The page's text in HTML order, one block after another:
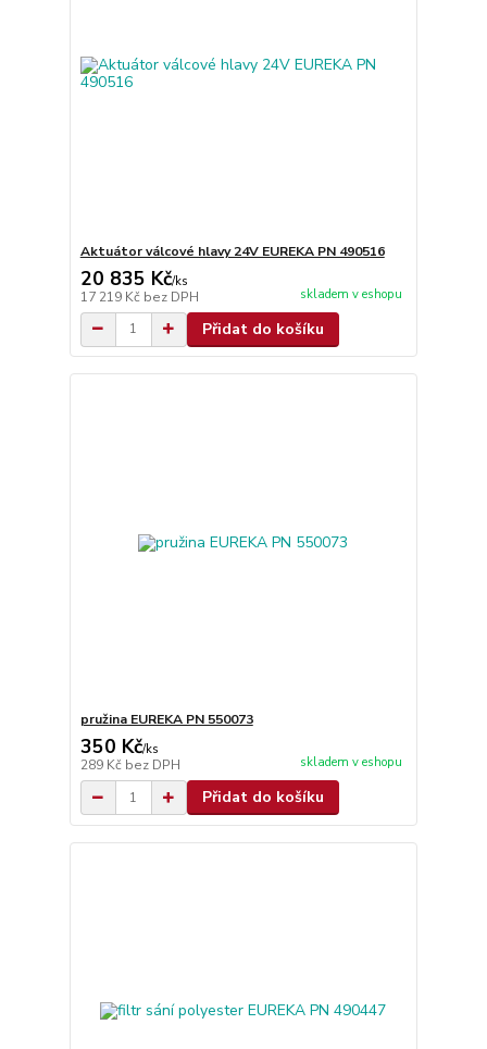
Aktuátor válcové hlavy 24V EUREKA PN 490516
20 835 Kč/ks
17 219 Kč bez DPH skladem v eshopu
Přidat do košíku
pružina EUREKA PN 550073
350 Kč/ks
289 Kč bez DPH skladem v eshopu
Přidat do košíku